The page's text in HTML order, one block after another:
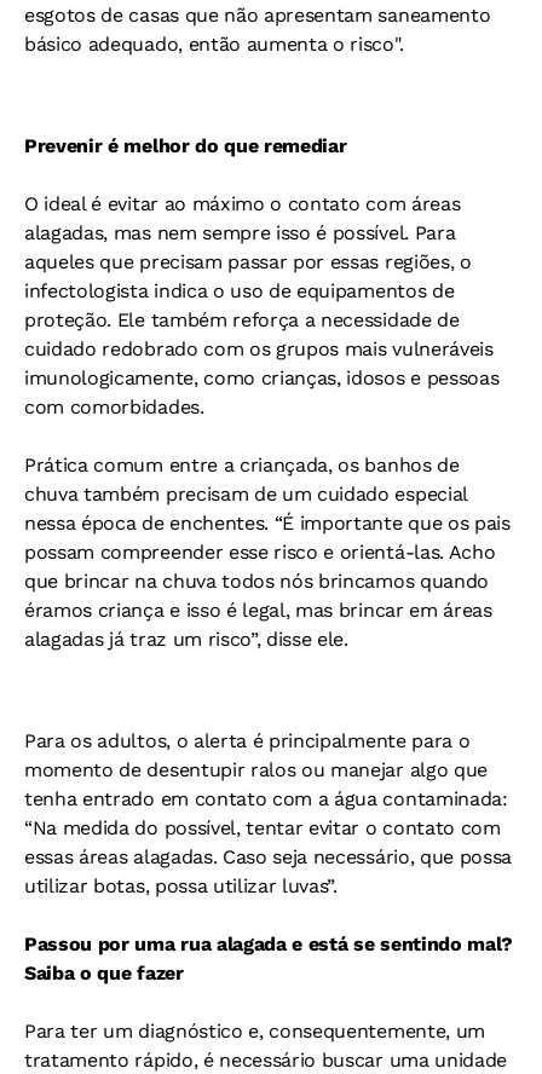
esgotos de casas que não apresentam saneamento
básico adequado, então aumenta o risco".
Prevenir é melhor do que remediar
O ideal é evitar ao máximo o contato com áreas
alagadas, mas nem sempre isso é possível. Para
aqueles que precisam passar por essas regiões, o
infectologista indica o uso de equipamentos de
proteção. Ele também reforça a necessidade de
cuidado redobrado com os grupos mais vulneráveis
imunologicamente, como crianças, idosos e pessoas
com comorbidades.
Prática comum entre a criançada, os banhos de
chuva também precisam de um cuidado especial
nessa época de enchentes. “É importante que os pais
possam compreender esse risco e orientá-las. Acho
que brincar na chuva todos nós brincamos quando
éramos criança e isso é legal, mas brincar em áreas
alagadas já traz um risco”, disse ele.
Para os adultos, o alerta é principalmente para o
momento de desentupir ralos ou manejar algo que
tenha entrado em contato com a água contaminada:
“Na medida do possível, tentar evitar o contato com
essas áreas alagadas. Caso seja necessário, que possa
utilizar botas, possa utilizar luvas”.
Passou por uma rua alagada e está se sentindo mal?
Saiba o que fazer
Para ter um diagnóstico e, consequentemente, um
tratamento rápido, é necessário buscar uma unidade